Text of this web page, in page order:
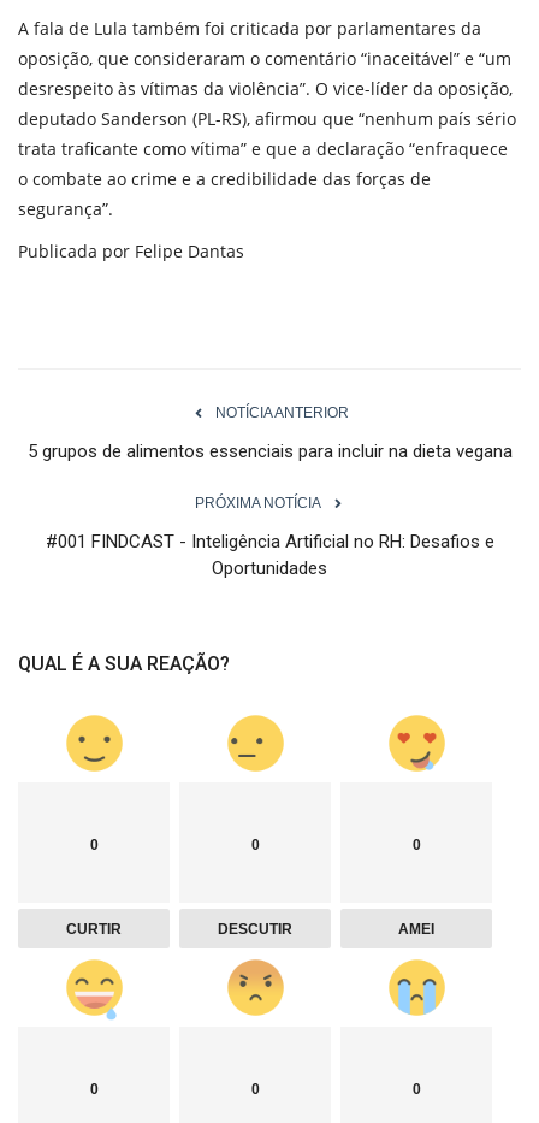
A fala de Lula também foi criticada por parlamentares da
oposição, que consideraram o comentário “inaceitável” e “um
desrespeito às vítimas da violência”. O vice-líder da oposição,
deputado Sanderson (PL-RS), afirmou que “nenhum país sério
trata traficante como vítima” e que a declaração “enfraquece
o combate ao crime e a credibilidade das forças de
segurança”.
Publicada por Felipe Dantas
NOTÍCIA ANTERIOR
5 grupos de alimentos essenciais para incluir na dieta vegana
PRÓXIMA NOTÍCIA
#001 FINDCAST - Inteligência Artificial no RH: Desafios e
Oportunidades
QUAL É A SUA REAÇÃO?
0
CURTIR
0
DESCUTIR
0
AMEI
0 0 0